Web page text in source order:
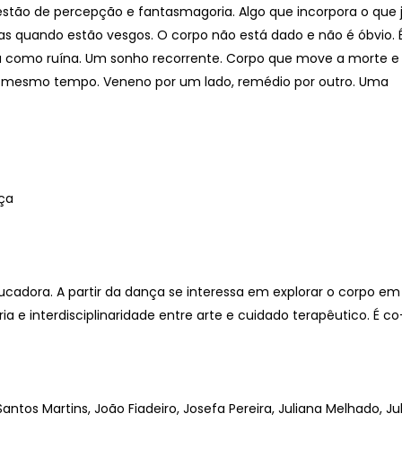
de percepção e fantasmagoria. Algo que incorpora o que
quando estão vesgos. O corpo não está dado e não é óbvio.
ruína. Um sonho recorrente. Corpo que move a morte e
tempo. Veneno por um lado, remédio por outro. Uma
A partir da dança se interessa em explorar o corpo em
e interdisciplinaridade entre arte e cuidado terapêutico. É
Martins, João Fiadeiro, Josefa Pereira, Juliana Melhado,